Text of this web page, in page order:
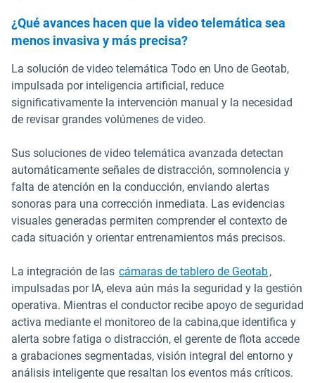
¿Qué avances hacen que la video telemática sea
menos invasiva y más precisa?
La solución de video telemática Todo en Uno de Geotab,
impulsada por inteligencia artificial, reduce
significativamente la intervención manual y la necesidad
de revisar grandes volúmenes de video.
Sus soluciones de video telemática avanzada detectan
automáticamente señales de distracción, somnolencia y
falta de atención en la conducción, enviando alertas
sonoras para una corrección inmediata. Las evidencias
visuales generadas permiten comprender el contexto de
cada situación y orientar entrenamientos más precisos.
La integración de las cámaras de tablero de Geotab,
impulsadas por IA, eleva aún más la seguridad y la gestión
operativa. Mientras el conductor recibe apoyo de seguridad
activa mediante el monitoreo de la cabina,que identifica y
alerta sobre fatiga o distracción, el gerente de flota accede
a grabaciones segmentadas, visión integral del entorno y
análisis inteligente que resaltan los eventos más críticos.